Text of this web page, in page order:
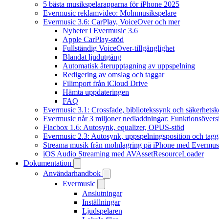
5 bästa musikspelarapparna för iPhone 2025
Evermusic reklamvideo: Molnmusikspelare
Evermusic 3.6: CarPlay, VoiceOver och mer
Nyheter i Evermusic 3.6
Apple CarPlay-stöd
Fullständig VoiceOver-tillgänglighet
Blandat ljudutgång
Automatisk återupptagning av uppspelning
Redigering av omslag och taggar
Filimport från iCloud Drive
Hämta uppdateringen
FAQ
Evermusic 3.1: Crossfade, bibliotekssynk och
Evermusic når 3 miljoner nedladdningar:
Flacbox 1.6: Autosynk, equalizer, OPUS-stöd
Evermusic 2.3: Autosynk, uppspelningsposition och
Streama musik från molnlagring på iPhone med
iOS Audio Streaming med AVAssetResourceLoader
Dokumentation
Användarhandbok
Evermusic
Anslutningar
Inställningar
Ljudspelaren